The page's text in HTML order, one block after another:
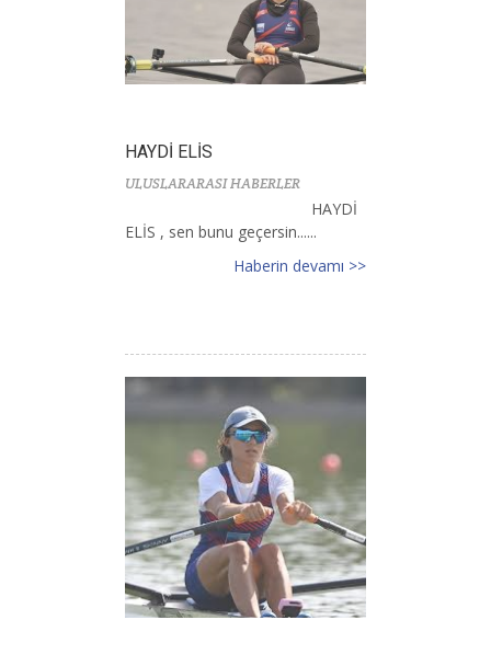
HAYDİ ELİS
ULUSLARARASI HABERLER
HAYDİ
ELİS , sen bunu geçersin......
Haberin devamı >>